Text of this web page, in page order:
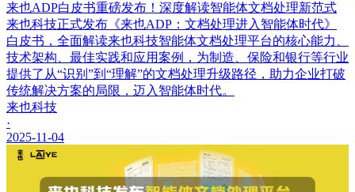
来也ADP白皮书重磅发布！深度解读智能体文档处理新范式
来也科技正式发布《来也ADP：文档处理进入智能体时代》
白皮书，全面解读来也科技智能体文档处理平台的核心能力、
技术架构、最佳实践和应用案例，为制造、保险和银行等行业
提供了从“识别”到“理解”的文档处理升级路径，助力企业打破
传统解决方案的局限，迈入智能体时代。
来也科技
·
2025-11-04